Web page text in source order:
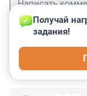
Получай
задания!